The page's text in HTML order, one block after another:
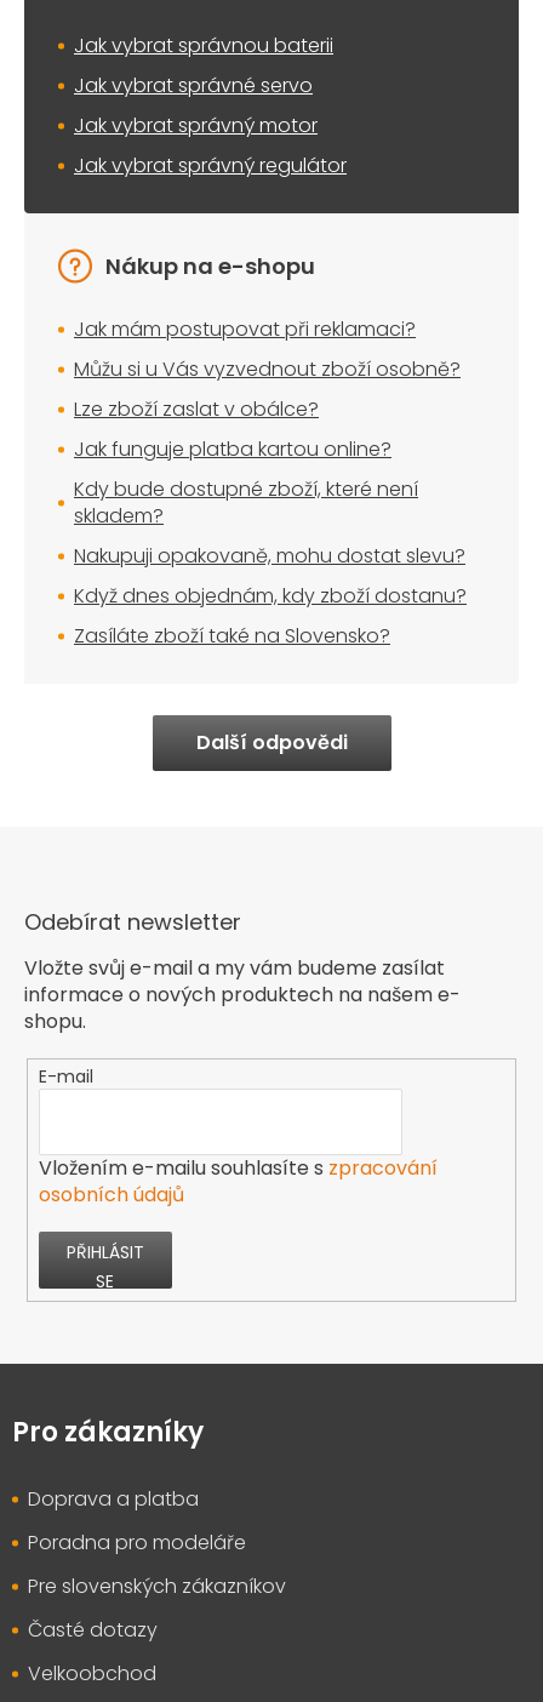
Jak vybrat správnou baterii
Jak vybrat správné servo
Jak vybrat správný motor
Jak vybrat správný regulátor
Nákup na e-shopu
Jak mám postupovat při reklamaci?
Můžu si u Vás vyzvednout zboží osobně?
Lze zboží zaslat v obálce?
Jak funguje platba kartou online?
Kdy bude dostupné zboží, které není
skladem?
Nakupuji opakovaně, mohu dostat slevu?
Když dnes objednám, kdy zboží dostanu?
Zasíláte zboží také na Slovensko?
Další odpovědi
Odebírat newsletter
Vložte svůj e-mail a my vám budeme zasílat
informace o nových produktech na našem e-
shopu.
E-mail
Vložením e-mailu souhlasíte s zpracování
osobních údajů
PŘIHLÁSIT
SE
pPro zákazníky
Doprava a platba
Poradna pro modeláře
Pre slovenských zákazníkov
Časté dotazy
Velkoobchod